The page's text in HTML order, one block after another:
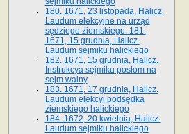
180. 1671, 23 listopada, Halicz.
Laudum elekcyjne na urząd
sędziego ziemskiego. 181.
1671, 15 grudnia, Halicz.
Laudum sejmiku halickiego
182. 1671, 15 grudnia, Halicz.
Instrukcya sejmiku posłom na
sejm walny
183. 1671, 17 grudnia, Halicz.
Laudum elekcyi podsędka
ziemskiego halickiego
184. 1672, 20 kwietnia, Halicz.
Laudum sejmiku halickiego